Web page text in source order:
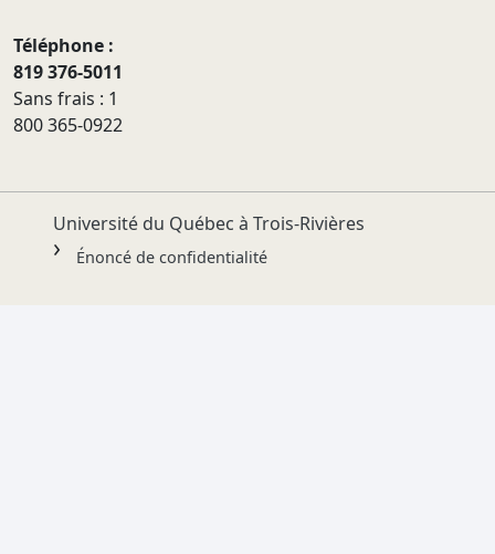
Téléphone :
819 376-5011
Sans frais : 1
800 365-0922
Université du Québec à Trois-Rivières
Énoncé de confidentialité